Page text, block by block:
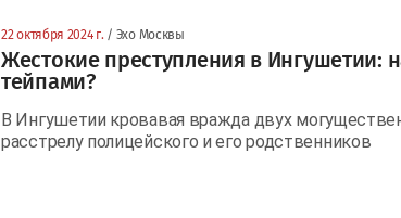
22 октября 2024 г. / Эхо Москвы
Жестокие преступления в Ингушетии:
тейпами?
В Ингушетии кровавая вражда двух
расстрелу полицейского и его родственников